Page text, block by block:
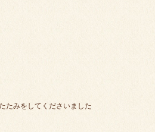
みをしてくださいました